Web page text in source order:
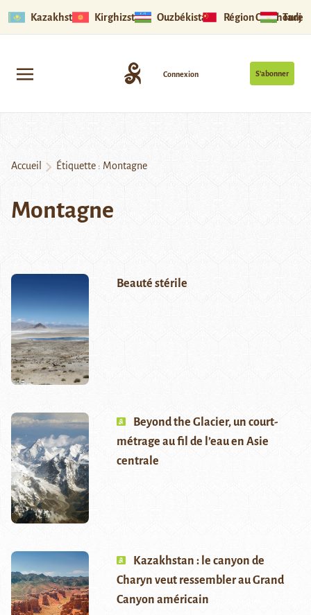
Kazakhstan Kirghizstan Ouzbékistan Région Ouïghoure
S’abonner
Connexion
Accueil Étiquette : Montagne
Montagne
Beauté stérile
Beyond the Glacier, un court-
métrage au fil de l’eau en Asie
centrale
Kazakhstan : le canyon de
Charyn veut ressembler au Grand
Canyon américain